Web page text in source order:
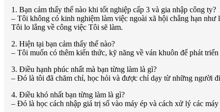
1. Bạn cảm thấy thế nào khi tốt nghiệp cấp 3 và gia nhập công ty?
– Tôi không có kinh nghiệm làm việc ngoài xã hội chẳng hạn như
Tôi lo lắng về công việc Tôi sẽ làm.
2. Hiện tại bạn cảm thấy thế nào?
– Tôi muốn có thêm kiến thức, kỹ năng về ván khuôn để phát
3. Điều hạnh phúc nhất mà bạn từng làm là gì?
– Đó là tôi đã chăm chỉ, học hỏi và được chỉ dạy từ những người
4. Điều khó nhất bạn từng làm là gì?
– Đó là học cách nhập giá trị số vào máy ép và cách xử lý các